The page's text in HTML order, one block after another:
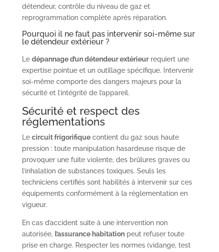
détendeur, contrôle du niveau de gaz et
reprogrammation complète après réparation.
Pourquoi il ne faut pas intervenir soi-même sur
le détendeur extérieur ?
Le dépannage d’un détendeur extérieurrequiert une
expertise pointue et un outillage spécifique. Intervenir
soi-même comporte des dangers majeurs pour la
sécurité et l’intégrité de l’appareil.
Sécurité et respect des
réglementations
Le circuit frigorifiquecontient du gaz sous haute
pression : toute manipulation hasardeuse risque de
provoquer une fuite violente, des brûlures graves ou
l’inhalation de substances toxiques. Seuls les
techniciens certifiés sont habilités à intervenir sur ces
équipements conformément à la réglementation en
vigueur.
En cas d’accident suite à une intervention non
autorisée, l’assurance habitationpeut refuser toute
prise en charge. Respecter les normes (vidange, test